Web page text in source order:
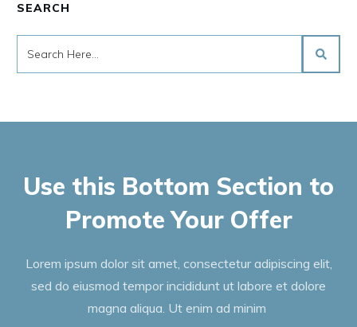
SEARCH
Use this Bottom Section to
Promote Your Offer
Lorem ipsum dolor sit amet, consectetur adipiscing elit,
sed do eiusmod tempor incididunt ut labore et dolore
magna aliqua. Ut enim ad minim